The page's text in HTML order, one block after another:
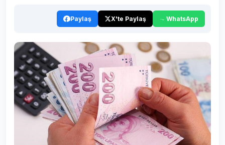
Paylaş X'te Paylaş WhatsApp